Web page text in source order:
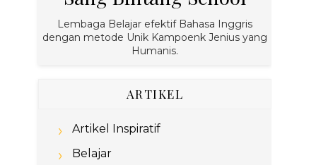
Lembaga Belajar efektif Bahasa Inggris
dengan metode Unik Kampoenk Jenius yang
Humanis.
ARTIKEL
Artikel Inspiratif
Belajar